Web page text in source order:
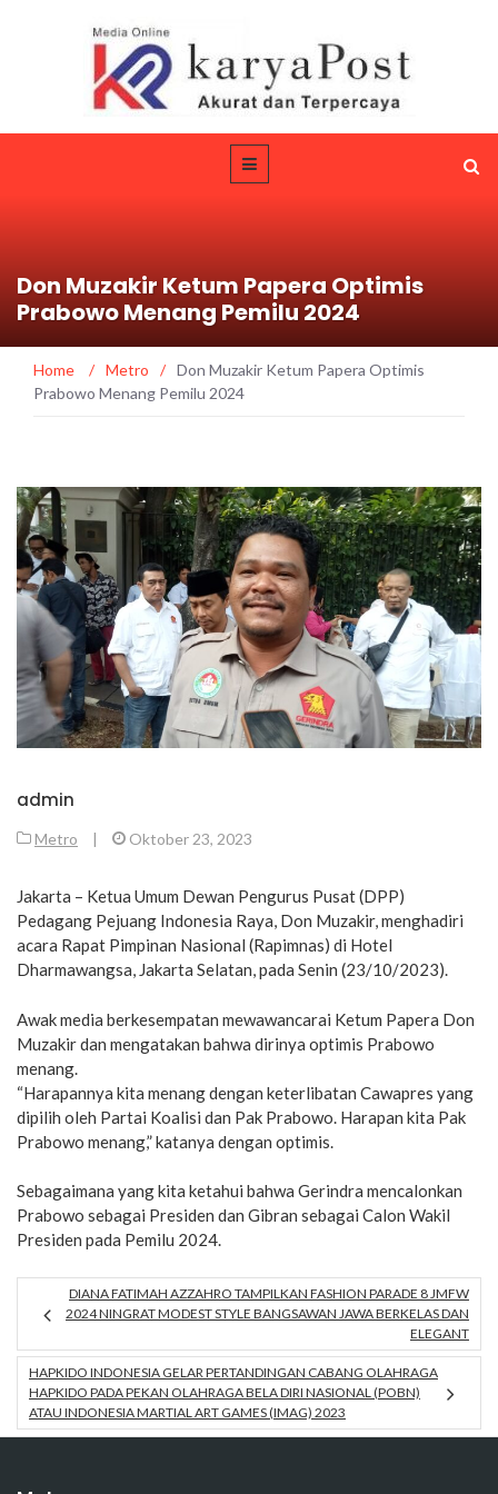
Don Muzakir Ketum Papera Optimis
Prabowo Menang Pemilu 2024
Home / Metro / Don Muzakir Ketum Papera Optimis
Prabowo Menang Pemilu 2024
admin
Metro | Oktober 23, 2023
Jakarta – Ketua Umum Dewan Pengurus Pusat (DPP)
Pedagang Pejuang Indonesia Raya, Don Muzakir, menghadiri
acara Rapat Pimpinan Nasional (Rapimnas) di Hotel
Dharmawangsa, Jakarta Selatan, pada Senin (23/10/2023).
Awak media berkesempatan mewawancarai Ketum Papera Don
Muzakir dan mengatakan bahwa dirinya optimis Prabowo
menang.
“Harapannya kita menang dengan keterlibatan Cawapres yang
dipilih oleh Partai Koalisi dan Pak Prabowo. Harapan kita Pak
Prabowo menang,” katanya dengan optimis.
Sebagaimana yang kita ketahui bahwa Gerindra mencalonkan
Prabowo sebagai Presiden dan Gibran sebagai Calon Wakil
Presiden pada Pemilu 2024.
DIANA FATIMAH AZZAHRO TAMPILKAN FASHION PARADE 8 JMFW
2024 NINGRAT MODEST STYLE BANGSAWAN JAWA BERKELAS DAN
ELEGANT
HAPKIDO INDONESIA GELAR PERTANDINGAN CABANG OLAHRAGA
HAPKIDO PADA PEKAN OLAHRAGA BELA DIRI NASIONAL (POBN)
ATAU INDONESIA MARTIAL ART GAMES (IMAG) 2023